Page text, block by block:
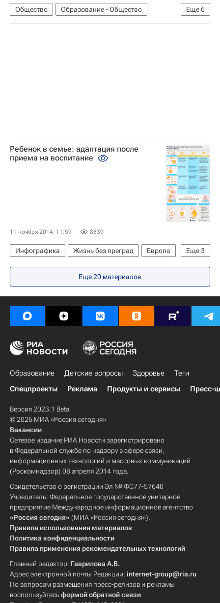
Еще6
Общество
Образование - Общество
Жизнь без преград
Европа
Весь мир
Ребенок в семье: адаптация после
приема на воспитание
11 ноября 2014, 11:59 8839
Еще3
Инфографика Жизнь без преград
Европа
Весь мир
Детские вопросы
Россия
Еще 20 материалов
Образование Детские вопросы Здоровье
Теги
Спецпроекты
Реклама Продукты и сервисы Пресс-
Версия 2023.1 Beta
© 2026 МИА «Россия сегодня»
Вакансии
Сетевое издание РИА Новости зарегистрировано
в Федеральной службе по надзору в сфере связи,
информационных технологий и массовых коммуникаций
(Роскомнадзор) 08 апреля 2014 года.
Свидетельство о регистрации Эл № ФС77-57640
Учредитель: Федеральное государственное унитарное
предприятие Международное информационное агентство
«Россия сегодня» (МИА «Россия сегодня»).
Правила использования материалов
Политика конфиденциальности
Правила применения рекомендательных технологий
Главный редактор: Гаврилова А.В.
Адрес электронной почты Редакции: internet-group@ria.ru
По вопросам размещения пресс-релизов и рекламы
воспользуйтесьформой обратной связи